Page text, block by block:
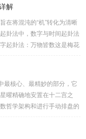
解
在将混沌的“机”转化为清晰
起卦法中，数字与时间起卦法
起卦法：万物皆数这是梅花
分；如果是奇数位，则前部
：前一位 2 为上卦后两
最核心、最精妙的部分，它
曜精确地安置在十二宫之
哲学架构和进行手动排盘的